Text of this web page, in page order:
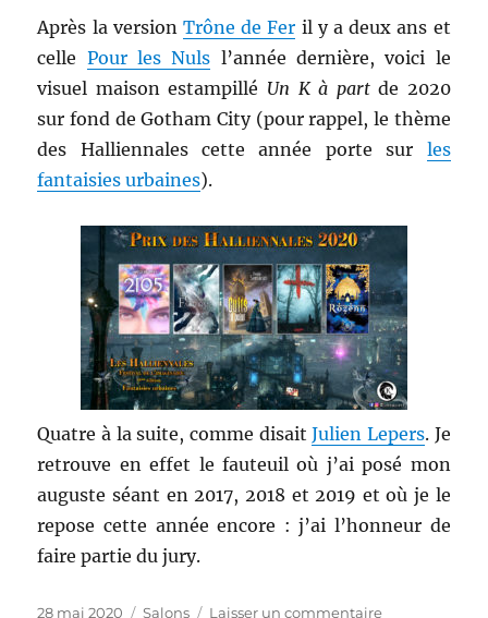
Après la versionTrône de Fer il y a deux ans et
celle Pour les Nuls l’année dernière, voici le
visuel maison estampillé Un K à partde 2020
sur fond de Gotham City (pour rappel, le thème
des Halliennales cette année porte sur les
fantaisies urbaines).
Quatre à la suite, comme disaitJulien Lepers. Je
retrouve en effet le fauteuil où j’ai posé mon
auguste séant en 2017, 2018 et 2019 et où je le
repose cette année encore : j’ai l’honneur de
faire partie du jury.
Publié
28 mai 2020 Catégories
Salons Laisser un commentairesur